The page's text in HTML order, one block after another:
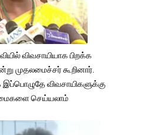
விவசாயியாக பிறக்க
முதலமைச்சர் கூறினார்.
இப்பொழுதே விவசாயிகளுக்கு
செய்யலாம்